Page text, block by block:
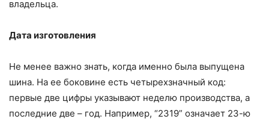
владельца.
Дата изготовления
Не менее важно знать, когда именно была выпущена
шина. На ее боковине есть четырехзначный код:
первые две цифры указывают неделю производства, а
последние две – год. Например, “2319” означает 23-ю